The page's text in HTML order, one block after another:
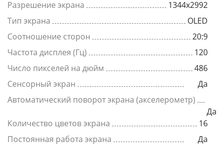
Разрешение экрана
1344x2992
Тип экрана
OLED
Соотношение сторон
20:9
Частота дисплея (Гц)
120
Число пикселей на дюйм
486
Сенсорный экран
Да
Автоматический поворот экрана (акселерометр)
Да
Количество цветов экрана
16
Постоянная работа экрана
Да